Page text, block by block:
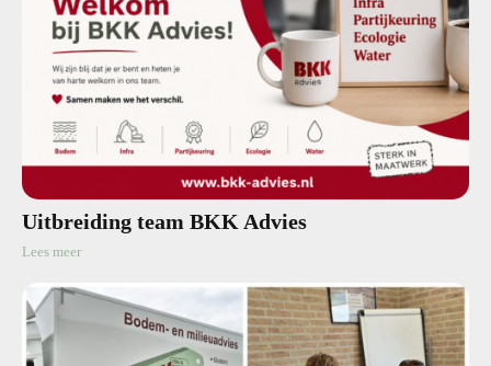
Uitbreiding team BKK Advies
Lees meer